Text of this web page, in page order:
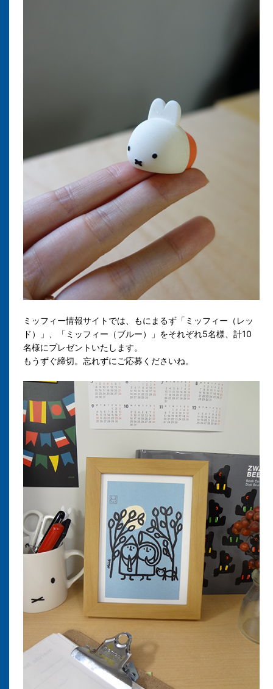
ミッフィー情報サイトでは、もにまるず「ミッフィー（レッ
ド）」、「ミッフィー（ブルー）」をそれぞれ5名様、計10
名様にプレゼントいたします。
もうずぐ締切。忘れずにご応募くださいね。